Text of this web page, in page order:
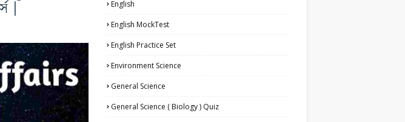
|
English
English MockTest
English Practice Set
Environment Science
General Science
General Science ( Biology ) Quiz